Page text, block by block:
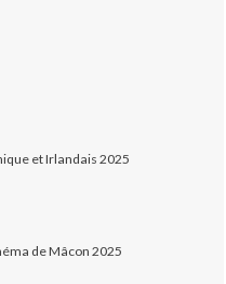
et Irlandais 2025
de Mâcon 2025